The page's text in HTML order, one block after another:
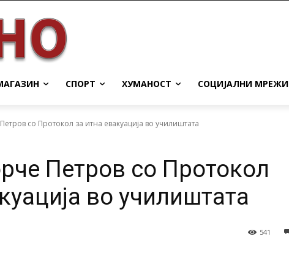
СПОРТ ХУМАНОСТ СОЦИЈАЛНИ МРЕЖИ
со Протокол за итна евакуација во училиштата
Петров со Протокол
во училиштата
541